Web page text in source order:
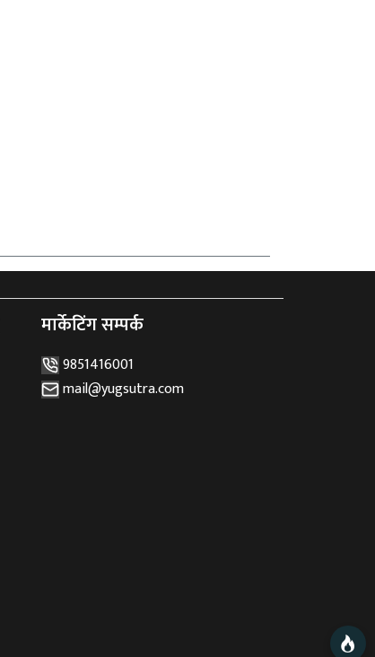
मार्केटिंग सम्पर्क
9851416001
mail@yugsutra.com